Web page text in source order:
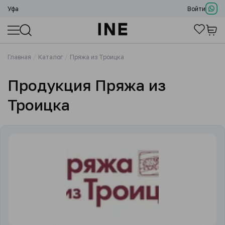
Уфа Войти
Главная Каталог Пряжа из Троицка
Продукция Пряжа из
Троицка